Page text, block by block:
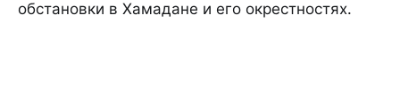
обстановки в Хамадане и его окрестностях.